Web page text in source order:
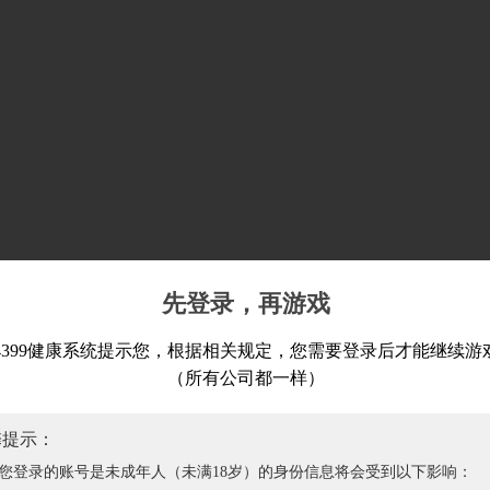
先登录，再游戏
健康系统提示您，根据相关规定，您需要登录后才能继续游
（所有公司都一样）
示：
登录的账号是未成年人（未满18岁）的身份信息将会受到以下影响：